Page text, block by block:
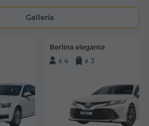
Galleria
Berlina elegante
x 4
x 3